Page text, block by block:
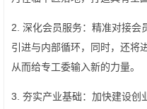
2. 深化会员服务：精准对接会
引进与内部循环，同时，还将
从而给专工委输入新的力量。
3. 夯实产业基础：加快建设创